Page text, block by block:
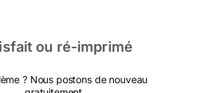
ou ré-imprimé
? Nous postons de nouveau